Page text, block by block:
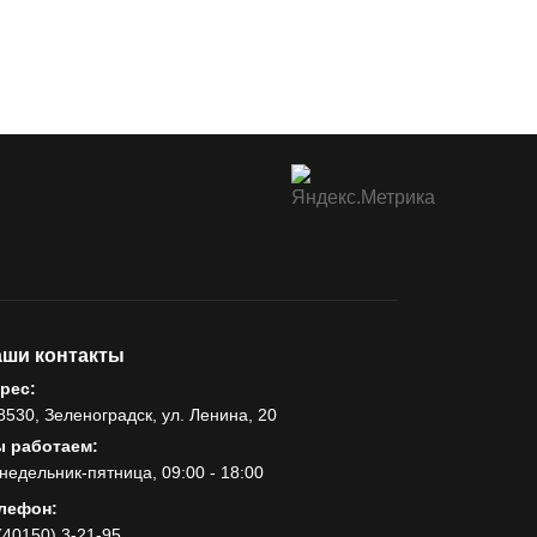
контакты
Зеленоградск, ул. Ленина, 20
работаем:
пятница, 09:00 - 18:00